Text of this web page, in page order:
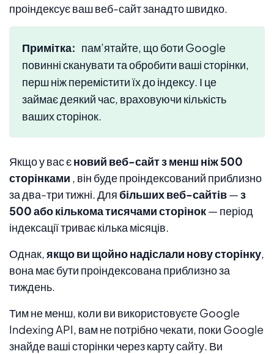
проіндексує ваш веб-сайт занадто швидко.
Примітка: пам’ятайте, що боти Google
повинні сканувати та обробити ваші сторінки,
перш ніж перемістити їх до індексу. І це
займає деякий час, враховуючи кількість
ваших сторінок.
Якщо у вас єновий веб-сайт з менш ніж 500
сторінками , він буде проіндексований приблизно
за два-три тижні. Длябільших веб-сайтів—з
500 або кількома тисячами сторінок— період
індексації триває кілька місяців.
Однак,якщо ви щойно надіслали нову сторінку,
вона має бути проіндексована приблизно за
тиждень.
Тим не менш, коли ви використовуєте Google
Indexing API, вам не потрібно чекати, поки Google
знайде ваші сторінки через карту сайту. Ви